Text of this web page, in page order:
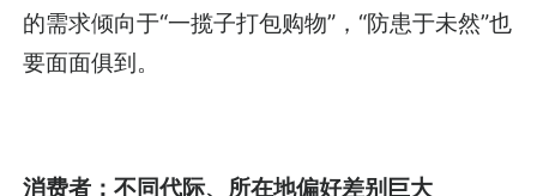
的需求倾向于“一揽子打包购物”，“防患于未然”也
要面面俱到。
消费者：不同代际、所在地偏好差别巨大